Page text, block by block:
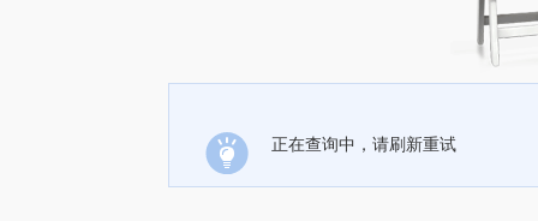
正在查询中，请刷新重试